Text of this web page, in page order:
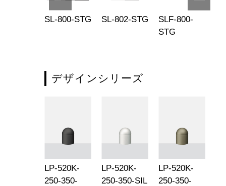
SL-800-STG SL-802-STG
SLF-800-
STG
デザインシリーズ
LP-520K-
250-350-
LP-520K-
250-350-SIL
LP-520K-
250-350-